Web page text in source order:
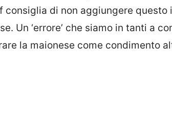
consiglia di non aggiungere questo
Un ‘errore’ che siamo in tanti a
la maionese come condimento